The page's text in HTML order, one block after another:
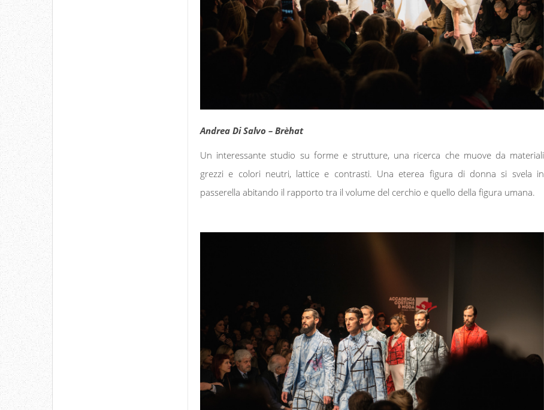
Andrea Di Salvo – Brèhat
Un interessante studio su forme e strutture, una ricerca che muove da materiali
grezzi e colori neutri, lattice e contrasti. Una eterea figura di donna si svela in
passerella abitando il rapporto tra il volume del cerchio e quello della figura umana.